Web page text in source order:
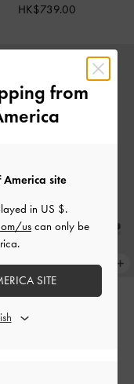
HK$739.00
細高跟涼鞋
from
America site
in US $.
us can only be
SITE